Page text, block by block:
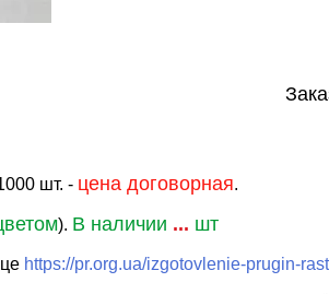
шт. - цена договорная.
). В наличии ... шт
https://pr.org.ua/izgotovlenie-prugin-